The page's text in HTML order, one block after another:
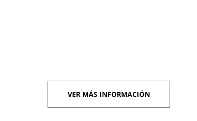
VER MÁS INFORMACIÓN